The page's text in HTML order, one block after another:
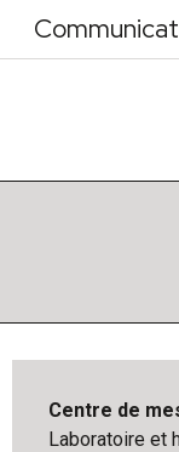
Centre de
Laboratoire et